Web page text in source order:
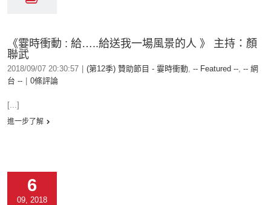
《霎時衝動 : 給…..給送我一場風景的人 》 主持：顏
聯武
2018/09/07 20:30:57 (第12季) 贊助節目 - 霎時衝動, -- Featured --, -- 網
台 --
0條評論
[...]
進一步了解
6
09, 2018